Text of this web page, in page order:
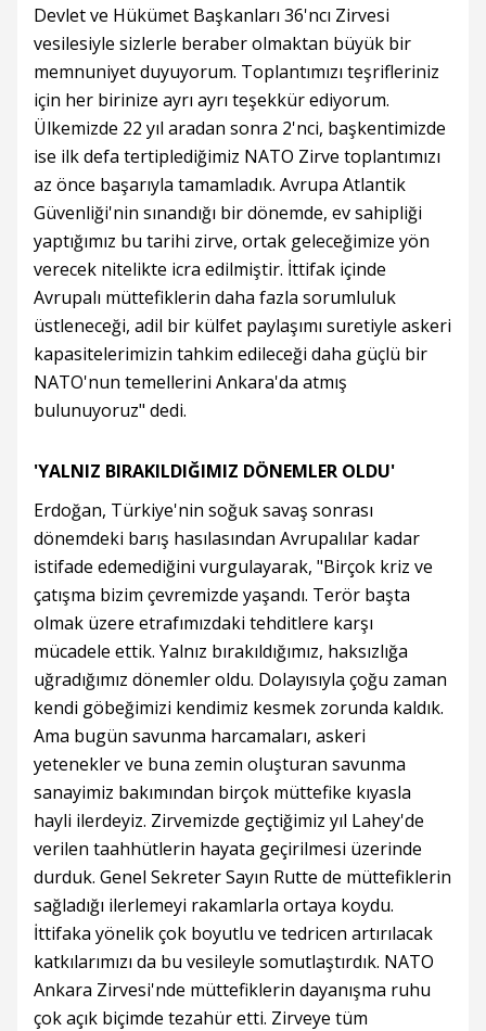
Devlet ve Hükümet Başkanları 36'ncı Zirvesi
vesilesiyle sizlerle beraber olmaktan büyük bir
memnuniyet duyuyorum. Toplantımızı teşrifleriniz
için her birinize ayrı ayrı teşekkür ediyorum.
Ülkemizde 22 yıl aradan sonra 2'nci, başkentimizde
ise ilk defa tertiplediğimiz NATO Zirve toplantımızı
az önce başarıyla tamamladık. Avrupa Atlantik
Güvenliği'nin sınandığı bir dönemde, ev sahipliği
yaptığımız bu tarihi zirve, ortak geleceğimize yön
verecek nitelikte icra edilmiştir. İttifak içinde
Avrupalı müttefiklerin daha fazla sorumluluk
üstleneceği, adil bir külfet paylaşımı suretiyle askeri
kapasitelerimizin tahkim edileceği daha güçlü bir
NATO'nun temellerini Ankara'da atmış
bulunuyoruz" dedi.
'YALNIZ BIRAKILDIĞIMIZ DÖNEMLER OLDU'
Erdoğan, Türkiye'nin soğuk savaş sonrası
dönemdeki barış hasılasından Avrupalılar kadar
istifade edemediğini vurgulayarak, "Birçok kriz ve
çatışma bizim çevremizde yaşandı. Terör başta
olmak üzere etrafımızdaki tehditlere karşı
mücadele ettik. Yalnız bırakıldığımız, haksızlığa
uğradığımız dönemler oldu. Dolayısıyla çoğu zaman
kendi göbeğimizi kendimiz kesmek zorunda kaldık.
Ama bugün savunma harcamaları, askeri
yetenekler ve buna zemin oluşturan savunma
sanayimiz bakımından birçok müttefike kıyasla
hayli ilerdeyiz. Zirvemizde geçtiğimiz yıl Lahey'de
verilen taahhütlerin hayata geçirilmesi üzerinde
durduk. Genel Sekreter Sayın Rutte de müttefiklerin
sağladığı ilerlemeyi rakamlarla ortaya koydu.
İttifaka yönelik çok boyutlu ve tedricen artırılacak
katkılarımızı da bu vesileyle somutlaştırdık. NATO
Ankara Zirvesi'nde müttefiklerin dayanışma ruhu
çok açık biçimde tezahür etti. Zirveye tüm